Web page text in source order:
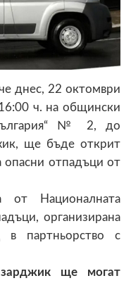
днес, 22 октомври
ч. на общински
№ 2, до
ще бъде открит
опасни отпадъци от
от Националната
организирана
партньорство с
ще могат